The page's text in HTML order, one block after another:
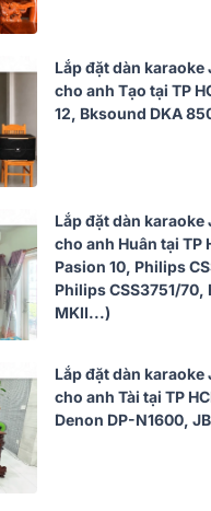
Lắp đặt dàn karaoke
cho anh Tạo tại TP
12, Bksound DKA
Lắp đặt dàn karaoke
cho anh Huân tại TP
Pasion 10, Philips
Philips CSS3751/70,
MKII...)
Lắp đặt dàn karaoke
cho anh Tài tại TP
Denon DP-N1600,